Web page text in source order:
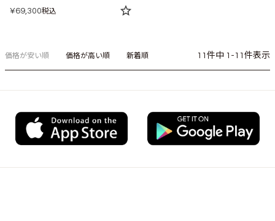
¥69,300税込
価格が安い順 価格が高い順 新着順 11 件中 1 - 11 件表示